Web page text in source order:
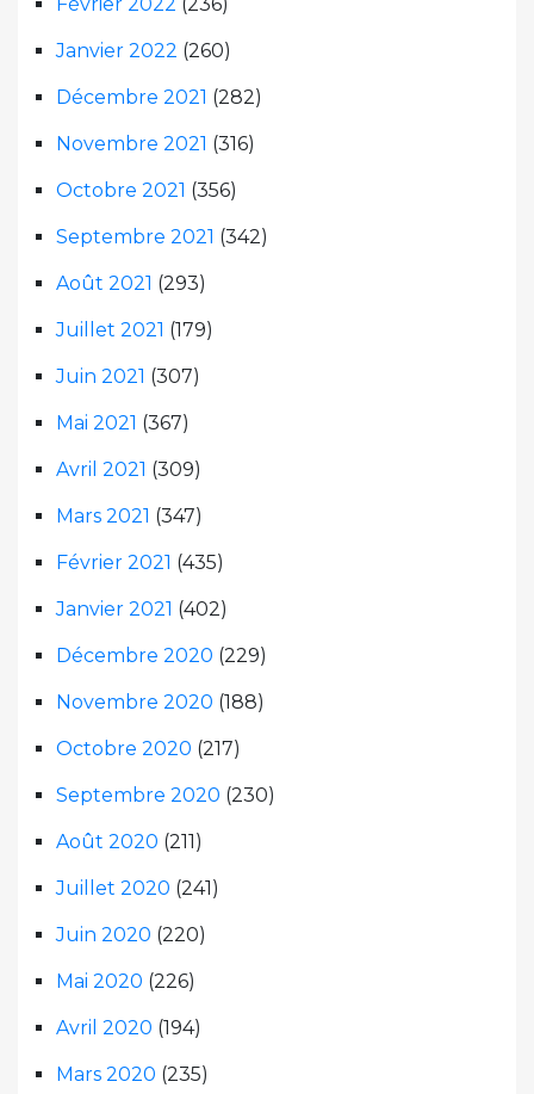
Janvier 2022 (260)
Décembre 2021 (282)
Novembre 2021 (316)
Octobre 2021 (356)
Septembre 2021 (342)
Août 2021 (293)
Juillet 2021 (179)
Juin 2021 (307)
Mai 2021 (367)
Avril 2021 (309)
Mars 2021 (347)
Février 2021 (435)
Janvier 2021 (402)
Décembre 2020 (229)
Novembre 2020 (188)
Octobre 2020 (217)
Septembre 2020 (230)
Août 2020 (211)
Juillet 2020 (241)
Juin 2020 (220)
Mai 2020 (226)
Avril 2020 (194)
Mars 2020 (235)